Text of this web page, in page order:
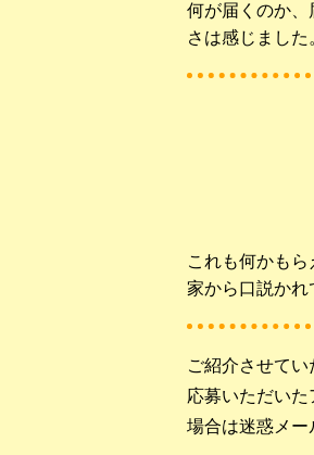
何が届くのか
さは感じました
これも何かも
家から口説かれ
ご紹介させて
応募いただい
場合は迷惑メー